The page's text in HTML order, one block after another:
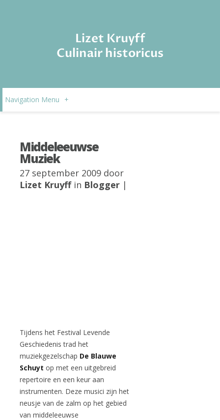
Lizet Kruyff
Culinair historicus
Navigation Menu +
Middeleeuwse
Muziek
27 september 2009 door
Lizet Kruyffin Blogger |
Tijdens het Festival Levende
Geschiedenis trad het
muziekgezelschap De Blauwe
Schuyt op met een uitgebreid
repertoire en een keur aan
instrumenten. Deze musici zijn het
neusje van de zalm op het gebied
van middeleeuwse